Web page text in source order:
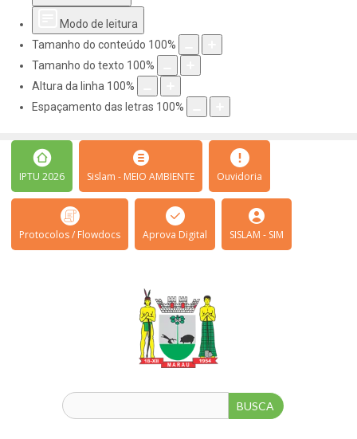
Modo de leitura
Tamanho do conteúdo 100%
Tamanho do texto 100%
Altura da linha 100%
Espaçamento das letras 100%
IPTU 2026 Sislam - MEIO AMBIENTE Ouvidoria
Protocolos / Flowdocs Aprova Digital SISLAM - SIM